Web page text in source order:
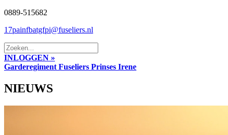
0889-515682
17painfbatgfpi@fuseliers.nl
INLOGGEN »
Garderegiment Fuseliers Prinses Irene
NIEUWS